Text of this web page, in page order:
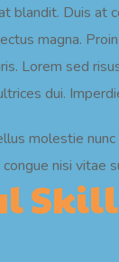
blandit. Duis at
magna.
Lorem sed
dui.
molestie
nisi